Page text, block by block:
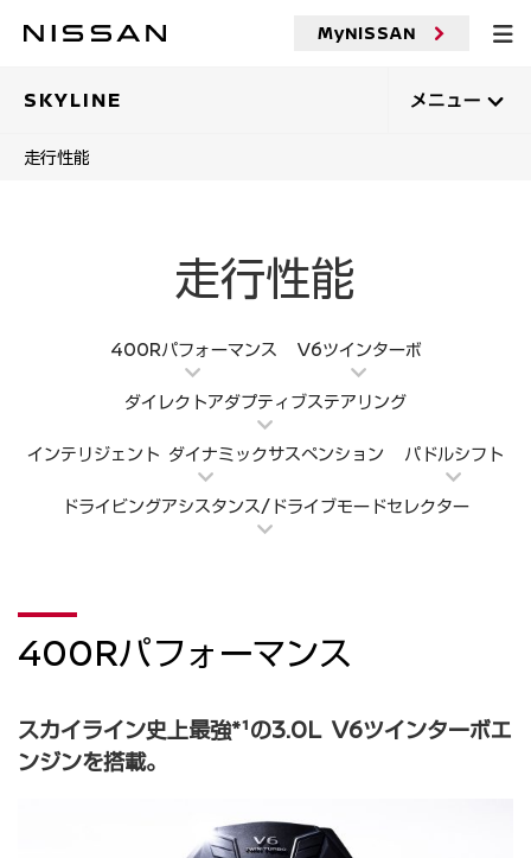
MyNISSAN
SKYLINE メニュー
走行性能
走行性能
400Rパフォーマンス V6ツインターボ
ダイレクトアダプティブステアリング
インテリジェント ダイナミックサスペンション パドルシフト
ドライビングアシスタンス/ドライブモードセレクター
400Rパフォーマンス
スカイライン史上最強*¹の3.0L V6ツインターボエ
ンジンを搭載。